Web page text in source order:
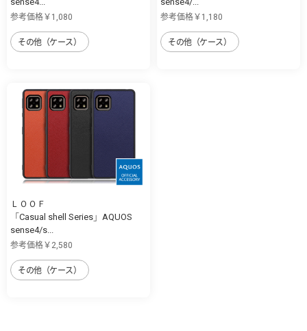
参考価格￥1,080
その他（ケース）
参考価格￥1,180
その他（ケース）
ＬＯＯＦ
「Casual shell Series」AQUOS
sense4/s...
参考価格￥2,580
その他（ケース）